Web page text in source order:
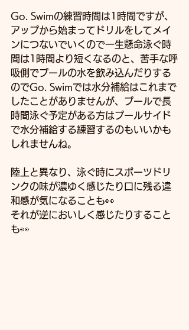
Go. Swimの練習時間は1時間ですが、
アップから始まってドリルをしてメイ
ンにつないでいくので一生懸命泳ぐ時
間は1時間より短くなるのと、苦手な呼
吸側でプールの水を飲み込んだりする
のでGo. Swimでは水分補給はこれまで
したことがありませんが、プールで長
時間泳ぐ予定がある方はプールサイド
で水分補給する練習するのもいいかも
しれませんね。
陸上と異なり、泳ぐ時にスポーツドリ
ンクの味が濃ゆく感じたり口に残る違
和感が気になることも👀
それが逆においしく感じたりすること
も👀